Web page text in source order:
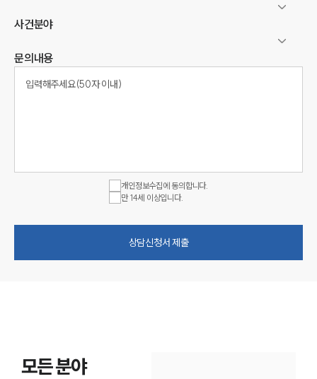
사건분야
문의내용
개인정보수집에 동의합니다.
만 14세 이상입니다.
상담신청서 제출
모든 분야